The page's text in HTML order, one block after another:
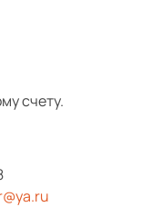
счету.